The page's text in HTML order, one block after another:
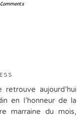
Comments
aujourd’hui
en l’honneur de la
marraine du mois,